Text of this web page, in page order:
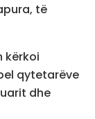
të
kërkoi
qytetarëve
dhe